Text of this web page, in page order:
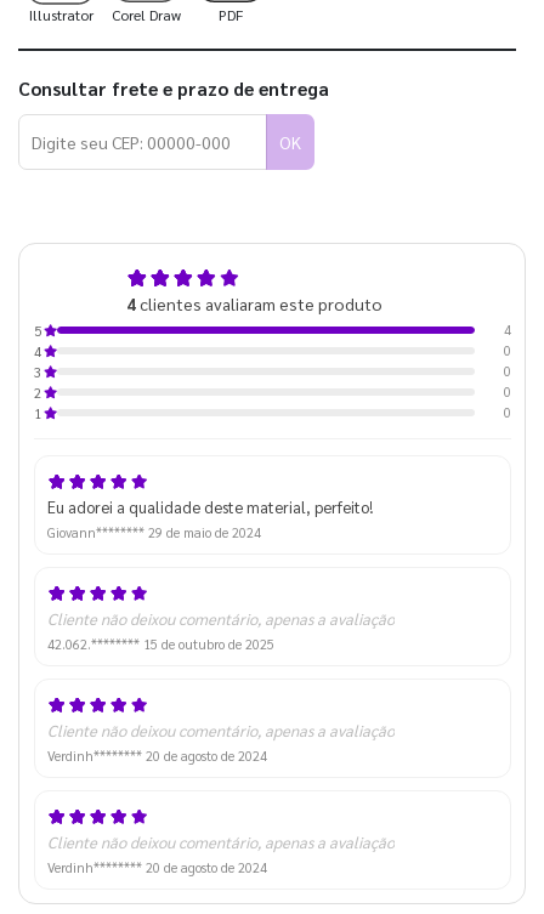
Illustrator Corel Draw PDF
Consultar frete e prazo de entrega
OK
4clientes avaliaram este produto
5
4
4
0
3
0
2
0
1
0
Eu adorei a qualidade deste material, perfeito!
Giovann******** 29 de maio de 2024
Cliente não deixou comentário, apenas a avaliação
42.062.******** 15 de outubro de 2025
Cliente não deixou comentário, apenas a avaliação
Verdinh******** 20 de agosto de 2024
Cliente não deixou comentário, apenas a avaliação
Verdinh******** 20 de agosto de 2024